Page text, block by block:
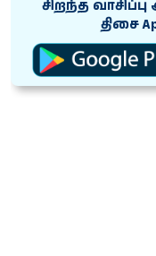
சிறந்த
திசை